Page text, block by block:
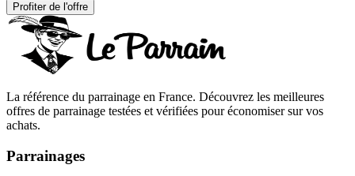
Profiter de l'offre
La référence du parrainage en France. Découvrez les meilleures
offres de parrainage testées et vérifiées pour économiser sur vos
achats.
Parrainages